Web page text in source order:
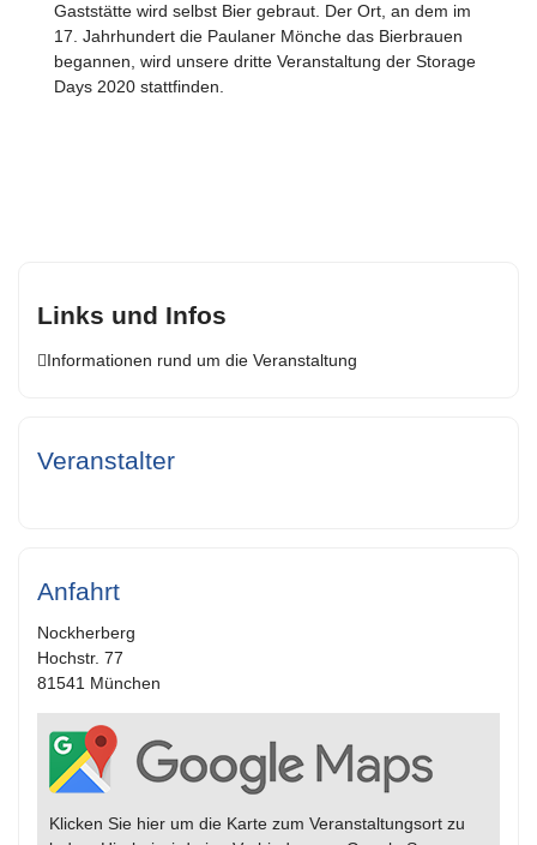
Gaststätte wird selbst Bier gebraut. Der Ort, an dem im
17. Jahrhundert die Paulaner Mönche das Bierbrauen
begannen, wird unsere dritte Veranstaltung der Storage
Days 2020 stattfinden.
Links und Infos
Informationen rund um die Veranstaltung
Veranstalter
Anfahrt
Nockherberg
Hochstr. 77
81541 München
Klicken Sie hier um die Karte zum Veranstaltungsort zu